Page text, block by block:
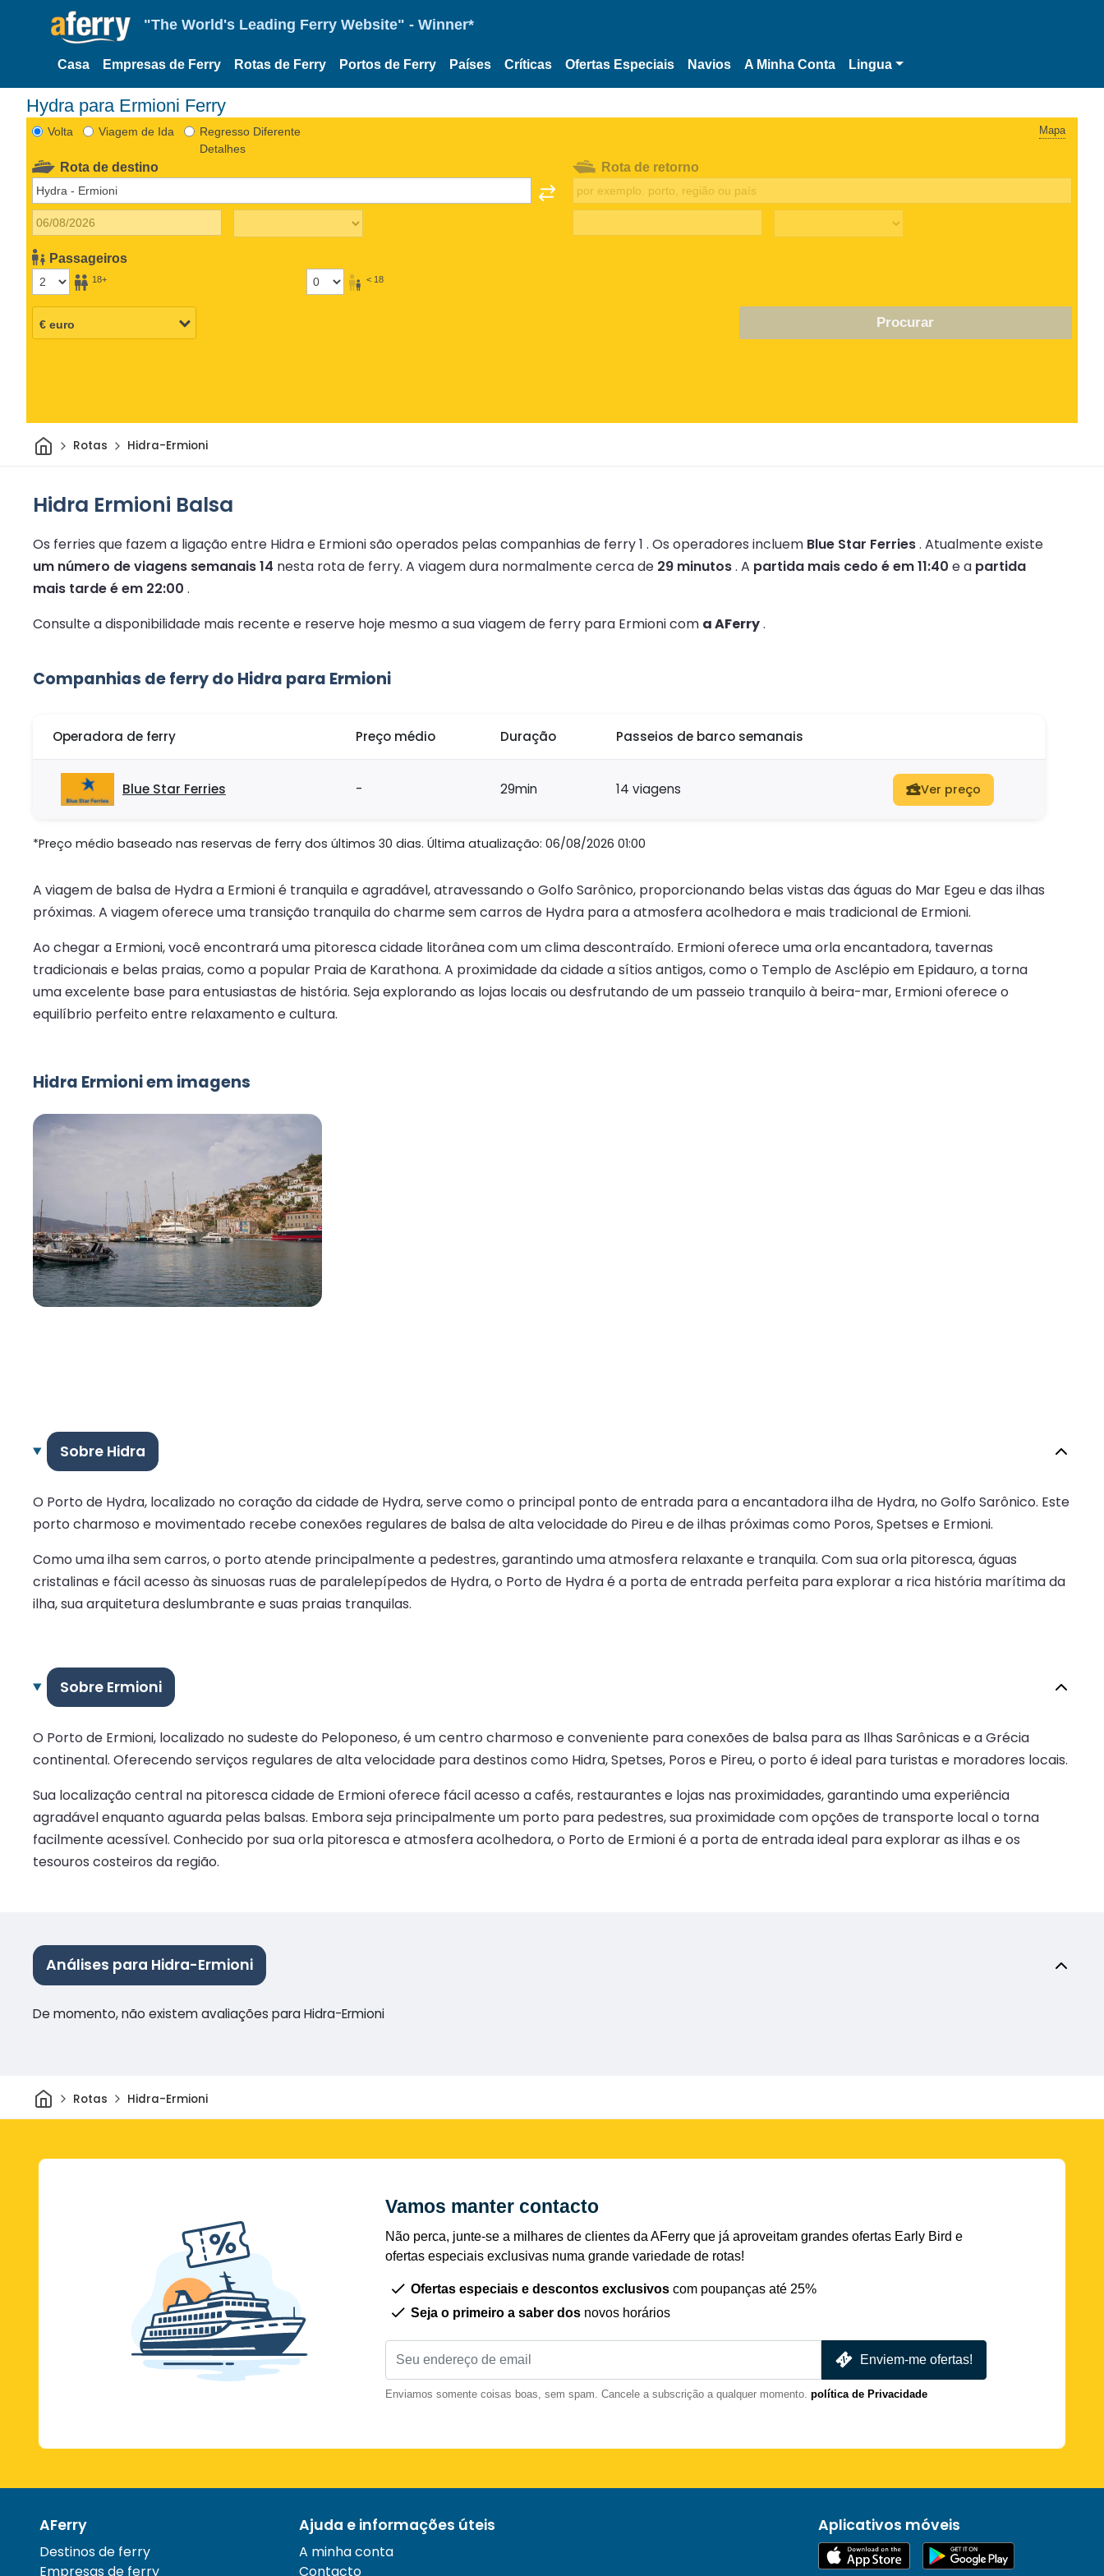
"The World's Leading Ferry Website" - Winner*
Casa Empresas de Ferry Rotas de Ferry Portos de Ferry Países Críticas Ofertas Especiais Navios A Minha Conta Lingua
Hydra para Ermioni Ferry
Volta Viagem de Ida
Regresso Diferente
Detalhes
Mapa
Rota de destino
Passageiros
18+ < 18
Rota de retorno
Procurar
CasaRotas Hidra-Ermioni
Hidra Ermioni Balsa
Os ferries que fazem a ligação entre Hidra e Ermioni são operados pelas companhias de ferry 1 . Os operadores incluem Blue Star Ferries. Atualmente existe
um número de viagens semanais 14 nesta rota de ferry. A viagem dura normalmente cerca de 29 minutos. A partida mais cedo é em 11:40 e a partida
mais tarde é em 22:00 .
Consulte a disponibilidade mais recente e reserve hoje mesmo a sua viagem de ferry para Ermioni com a AFerry.
Companhias de ferry do Hidra para Ermioni
Operadora de ferry Preço médio Duração Passeios de barco semanais
Blue Star Ferries - 29min 14 viagens Ver preço
*Preço médio baseado nas reservas de ferry dos últimos 30 dias. Última atualização: 06/08/2026 01:00
A viagem de balsa de Hydra a Ermioni é tranquila e agradável, atravessando o Golfo Sarônico, proporcionando belas vistas das águas do Mar Egeu e das ilhas
próximas. A viagem oferece uma transição tranquila do charme sem carros de Hydra para a atmosfera acolhedora e mais tradicional de Ermioni.
Ao chegar a Ermioni, você encontrará uma pitoresca cidade litorânea com um clima descontraído. Ermioni oferece uma orla encantadora, tavernas
tradicionais e belas praias, como a popular Praia de Karathona. A proximidade da cidade a sítios antigos, como o Templo de Asclépio em Epidauro, a torna
uma excelente base para entusiastas de história. Seja explorando as lojas locais ou desfrutando de um passeio tranquilo à beira-mar, Ermioni oferece o
equilíbrio perfeito entre relaxamento e cultura.
Hidra Ermioni em imagens
Sobre Hidra
O Porto de Hydra, localizado no coração da cidade de Hydra, serve como o principal ponto de entrada para a encantadora ilha de Hydra, no Golfo Sarônico. Este
porto charmoso e movimentado recebe conexões regulares de balsa de alta velocidade do Pireu e de ilhas próximas como Poros, Spetses e Ermioni.
Como uma ilha sem carros, o porto atende principalmente a pedestres, garantindo uma atmosfera relaxante e tranquila. Com sua orla pitoresca, águas
cristalinas e fácil acesso às sinuosas ruas de paralelepípedos de Hydra, o Porto de Hydra é a porta de entrada perfeita para explorar a rica história marítima da
ilha, sua arquitetura deslumbrante e suas praias tranquilas.
Sobre Ermioni
O Porto de Ermioni, localizado no sudeste do Peloponeso, é um centro charmoso e conveniente para conexões de balsa para as Ilhas Sarônicas e a Grécia
continental. Oferecendo serviços regulares de alta velocidade para destinos como Hidra, Spetses, Poros e Pireu, o porto é ideal para turistas e moradores locais.
Sua localização central na pitoresca cidade de Ermioni oferece fácil acesso a cafés, restaurantes e lojas nas proximidades, garantindo uma experiência
agradável enquanto aguarda pelas balsas. Embora seja principalmente um porto para pedestres, sua proximidade com opções de transporte local o torna
facilmente acessível. Conhecido por sua orla pitoresca e atmosfera acolhedora, o Porto de Ermioni é a porta de entrada ideal para explorar as ilhas e os
tesouros costeiros da região.
Análises para Hidra-Ermioni
De momento, não existem avaliações para Hidra-Ermioni
CasaRotas Hidra-Ermioni
Vamos manter contacto
Não perca, junte-se a milhares de clientes da AFerry que já aproveitam grandes ofertas Early Bird e
ofertas especiais exclusivas numa grande variedade de rotas!
Ofertas especiais e descontos exclusivos com poupanças até 25%
Seja o primeiro a saber dos novos horários
Enviem-me ofertas!
Enviamos somente coisas boas, sem spam. Cancele a subscrição a qualquer momento. política de Privacidade
AFerry
Destinos de ferry
Empresas de ferry
Ajuda e informações úteis
A minha conta
Contacto
Aplicativos móveis